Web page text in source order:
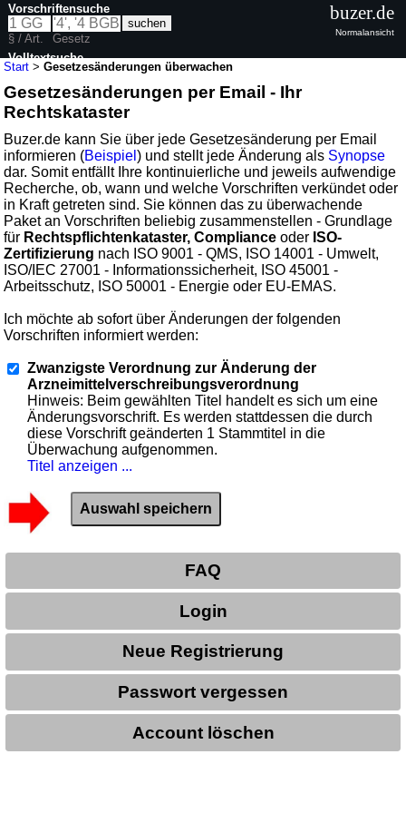
Start >Gesetzesänderungen überwachen
Gesetzesänderungen per Email - Ihr
Rechtskataster
Buzer.de kann Sie über jede Gesetzesänderung per Email
informieren (Beispiel) und stellt jede Änderung als Synopse
dar. Somit entfällt Ihre kontinuierliche und jeweils aufwendige
Recherche, ob, wann und welche Vorschriften verkündet oder
in Kraft getreten sind. Sie können das zu überwachende
Paket an Vorschriften beliebig zusammenstellen - Grundlage
für Rechtspflichtenkataster, Compliance oder ISO-
Zertifizierung nach ISO 9001 - QMS, ISO 14001 - Umwelt,
ISO/IEC 27001 - Informationssicherheit, ISO 45001 -
Arbeitsschutz, ISO 50001 - Energie oder EU-EMAS.
Ich möchte ab sofort über Änderungen der folgenden
Vorschriften informiert werden:
Zwanzigste Verordnung zur Änderung der
Arzneimittelverschreibungsverordnung
Hinweis: Beim gewählten Titel handelt es sich um eine
Änderungsvorschrift. Es werden stattdessen die durch
diese Vorschrift geänderten 1 Stammtitel in die
Überwachung aufgenommen.
Titel anzeigen ...
FAQ
Login
Neue Registrierung
Passwort vergessen
Account löschen
Vorschriftensuche
§ / Art.
Gesetz
Volltextsuche
buzer.de
Normalansicht